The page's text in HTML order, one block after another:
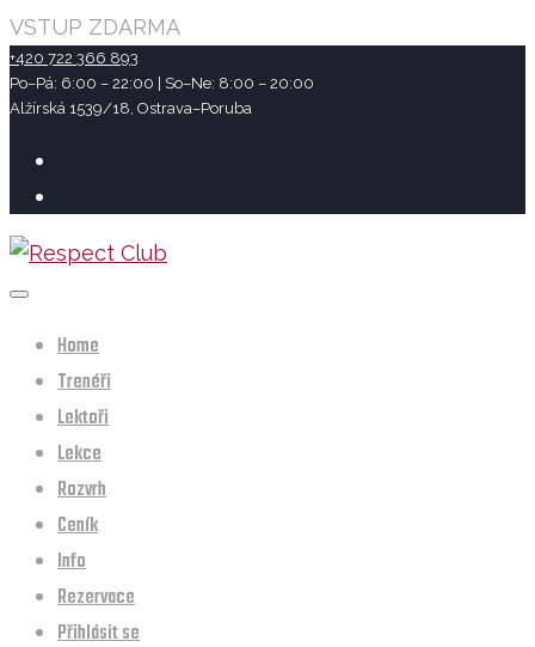
VSTUP ZDARMA
+420 722 366 893
Po–Pá: 6:00 – 22:00 | So–Ne: 8:00 – 20:00
Alžírská 1539/18, Ostrava–Poruba
Home
Trenéři
Lektoři
Lekce
Rozvrh
Ceník
Info
Rezervace
Přihlásit se